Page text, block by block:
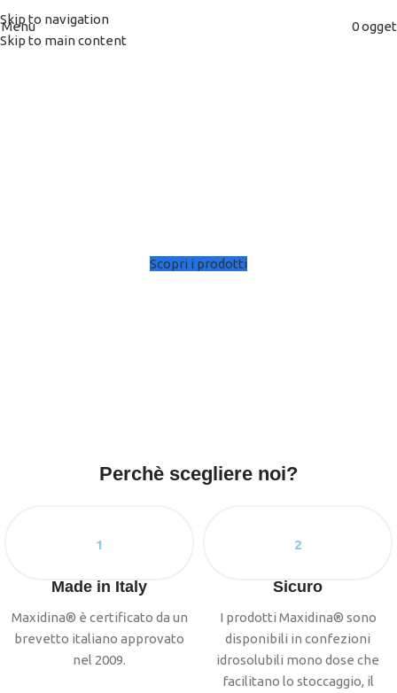
Skip to navigation
Skip to main content
Menu 0
Scopri i prodotti
Perchè scegliere noi?
1
Made in Italy
Maxidina® è certificato da un
brevetto italiano approvato
nel 2009.
2
Sicuro
I prodotti Maxidina® sono
disponibili in confezioni
idrosolubili mono dose che
facilitano lo stoccaggio, il